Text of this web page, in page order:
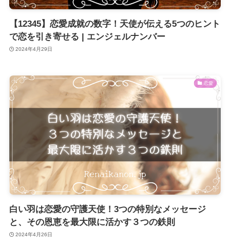
【12345】恋愛成就の数字！天使が伝える5つのヒント
で恋を引き寄せる | エンジェルナンバー
2024年4月29日
恋愛
白い羽は恋愛の守護天使！3つの特別なメッセージ
と、その恩恵を最大限に活かす３つの鉄則
2024年4月26日